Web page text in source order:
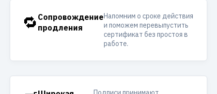
🔁 Сопровождение
продления
Напомним о сроке действия
и поможем перевыпустить
сертификат без простоя в
работе.